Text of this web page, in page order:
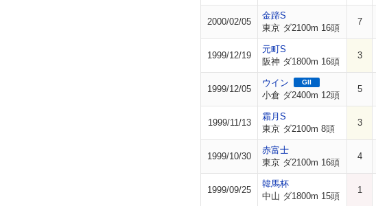
2000/02/05
金蹄S
東京 ダ2100m 16頭
7
1999/12/19
元町S
阪神 ダ1800m 16頭
3
1999/12/05
ウイン GII
小倉 ダ2400m 12頭
5
1999/11/13
霜月S
東京 ダ2100m 8頭
3
1999/10/30
赤富士
東京 ダ2100m 16頭
4
1999/09/25
韓馬杯
中山 ダ1800m 15頭
1